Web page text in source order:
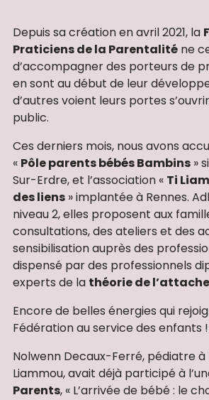
Depuis sa création en avril 2021, la
Praticiens de la Parentalité ne
d’accompagner des porteurs de
en sont au début de leur
d’autres voient leurs portes
public.
Ces derniers mois, nous avons
« Pôle parents bébés Bambins »
Sur-Erdre, et l’association « Ti
des liens » implantée à Rennes.
niveau 2, elles proposent aux
consultations, des ateliers et des
sensibilisation auprès des
dispensé par des professionnels
experts de la théorie de
Encore de belles énergies qui
Fédération au service des enfants !
Nolwenn Decaux-Ferré, pédiatre à
Liammou, avait déjà participé à
Parents, « L’arrivée de bébé : le